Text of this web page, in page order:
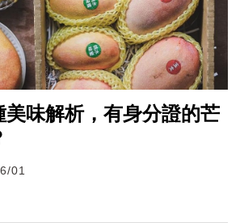
美味解析，有身分證的芒
01